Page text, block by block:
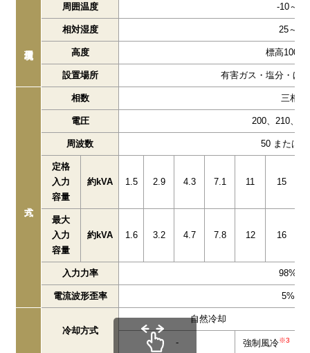
周囲温度 -10～
相対湿度 25～
高度 標高
設置場所 有害ガス・塩分・ほ
相数 三相3
電圧 200、210、
周波数 50 または
定格
入力
容量
約kVA 1.5 2.9 4.3 7.1 11 15
最大
入力
容量
約kVA 1.6 3.2 4.7 7.8 12 16
入力力率 98%以
電流波形歪率 5%以
冷却方式
自然冷却
- 強制風冷※3